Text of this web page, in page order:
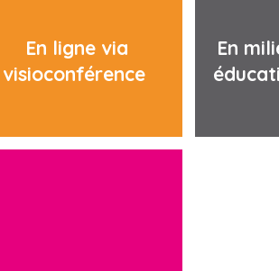
En ligne via
visioconférence
En